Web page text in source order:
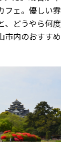
フェ。優しい雰
、どうやら何度
市内のおすすめ